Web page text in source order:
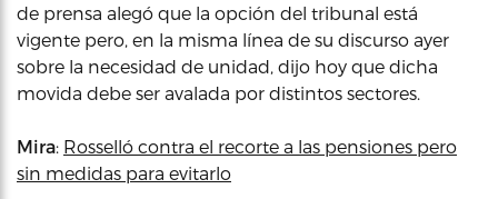
de prensa alegó que la opción del tribunal está
vigente pero, en la misma línea de su discurso ayer
sobre la necesidad de unidad, dijo hoy que dicha
movida debe ser avalada por distintos sectores.
Mira: Rosselló contra el recorte a las pensiones pero
sin medidas para evitarlo